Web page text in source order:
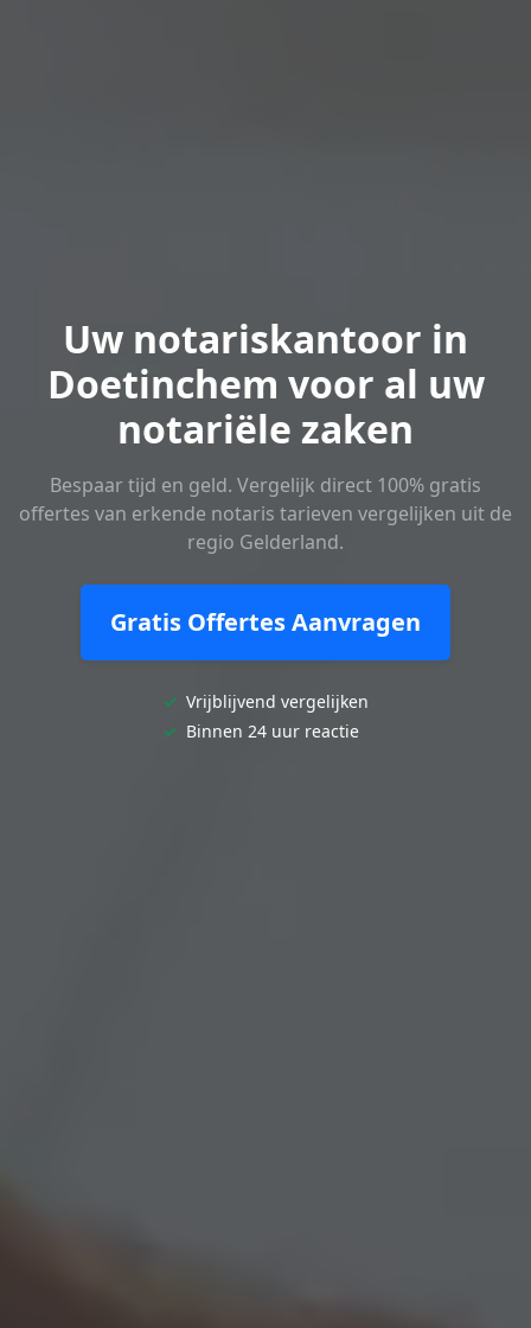
Uw notariskantoor in
Doetinchem voor al uw
notariële zaken
Bespaar tijd en geld. Vergelijk direct 100% gratis
offertes van erkende notaris tarieven vergelijken uit de
regio Gelderland.
Gratis Offertes Aanvragen
✓ Vrijblijvend vergelijken
✓ Binnen 24 uur reactie